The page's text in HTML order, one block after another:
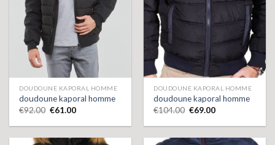
DOUDOUNE KAPORAL HOMME
doudoune kaporal homme
€92.00 €61.00
DOUDOUNE KAPORAL HOMME
doudoune kaporal homme
€104.00 €69.00